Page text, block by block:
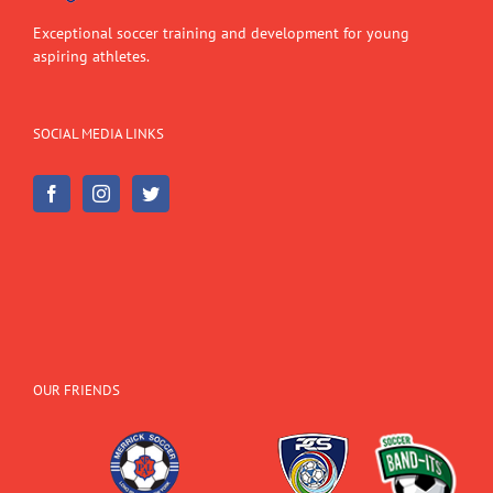
Exceptional soccer training and development for young
aspiring athletes.
SOCIAL MEDIA LINKS
OUR FRIENDS